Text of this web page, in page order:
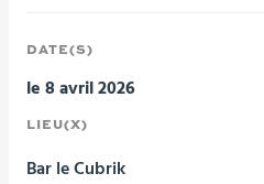
DATE(S)
le 8 avril 2026
LIEU(X)
Bar le Cubrik